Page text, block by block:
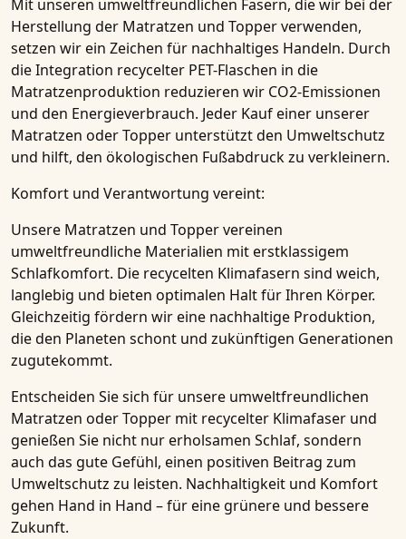
Mit unseren umweltfreundlichen Fasern, die wir bei der
Herstellung der Matratzen und Topper verwenden,
setzen wir ein Zeichen für nachhaltiges Handeln. Durch
die Integration recycelter PET-Flaschen in die
Matratzenproduktion reduzieren wir CO2-Emissionen
und den Energieverbrauch. Jeder Kauf einer unserer
Matratzen oder Topper unterstützt den Umweltschutz
und hilft, den ökologischen Fußabdruck zu verkleinern.
Komfort und Verantwortung vereint:
Unsere Matratzen und Topper vereinen
umweltfreundliche Materialien mit erstklassigem
Schlafkomfort. Die recycelten Klimafasern sind weich,
langlebig und bieten optimalen Halt für Ihren Körper.
Gleichzeitig fördern wir eine nachhaltige Produktion,
die den Planeten schont und zukünftigen Generationen
zugutekommt.
Entscheiden Sie sich für unsere umweltfreundlichen
Matratzen oderTopper mit recycelter Klimafaser und
genießen Sie nicht nur erholsamen Schlaf, sondern
auch das gute Gefühl, einen positiven Beitrag zum
Umweltschutz zu leisten. Nachhaltigkeit und Komfort
gehen Hand in Hand – für eine grünere und bessere
Zukunft.